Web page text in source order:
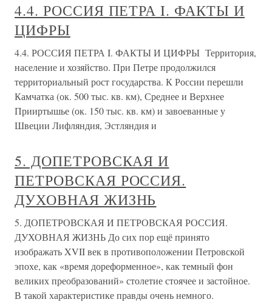
4.4. РОССИЯ ПЕТРА I. ФАКТЫ И
ЦИФРЫ
4.4. РОССИЯ ПЕТРА I. ФАКТЫ И ЦИФРЫ Территория,
население и хозяйство. При Петре продолжился
территориальный рост государства. К России перешли
Камчатка (ок. 500 тыс. кв. км), Среднее и Верхнее
Прииртышье (ок. 150 тыс. кв. км) и завоеванные у
Швеции Лифляндия, Эстляндия и
5. ДОПЕТРОВСКАЯ И
ПЕТРОВСКАЯ РОССИЯ.
ДУХОВНАЯ ЖИЗНЬ
5. ДОПЕТРОВСКАЯ И ПЕТРОВСКАЯ РОССИЯ.
ДУХОВНАЯ ЖИЗНЬ До сих пор ещё принято
изображать XVII век в противоположении Петровской
эпохе, как «время дореформенное», как темный фон
великих преобразований» столетие стоячее и застойное.
В такой характеристике правды очень немного.